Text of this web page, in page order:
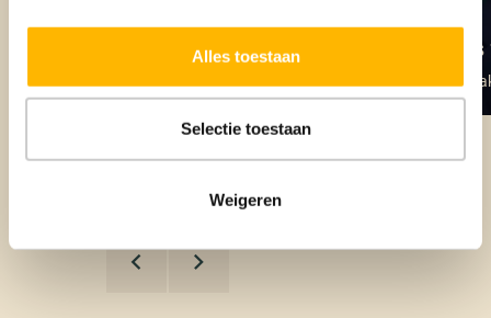
Alles toestaan
Selectie toestaan
Weigeren
Niek Maathuis
NVM